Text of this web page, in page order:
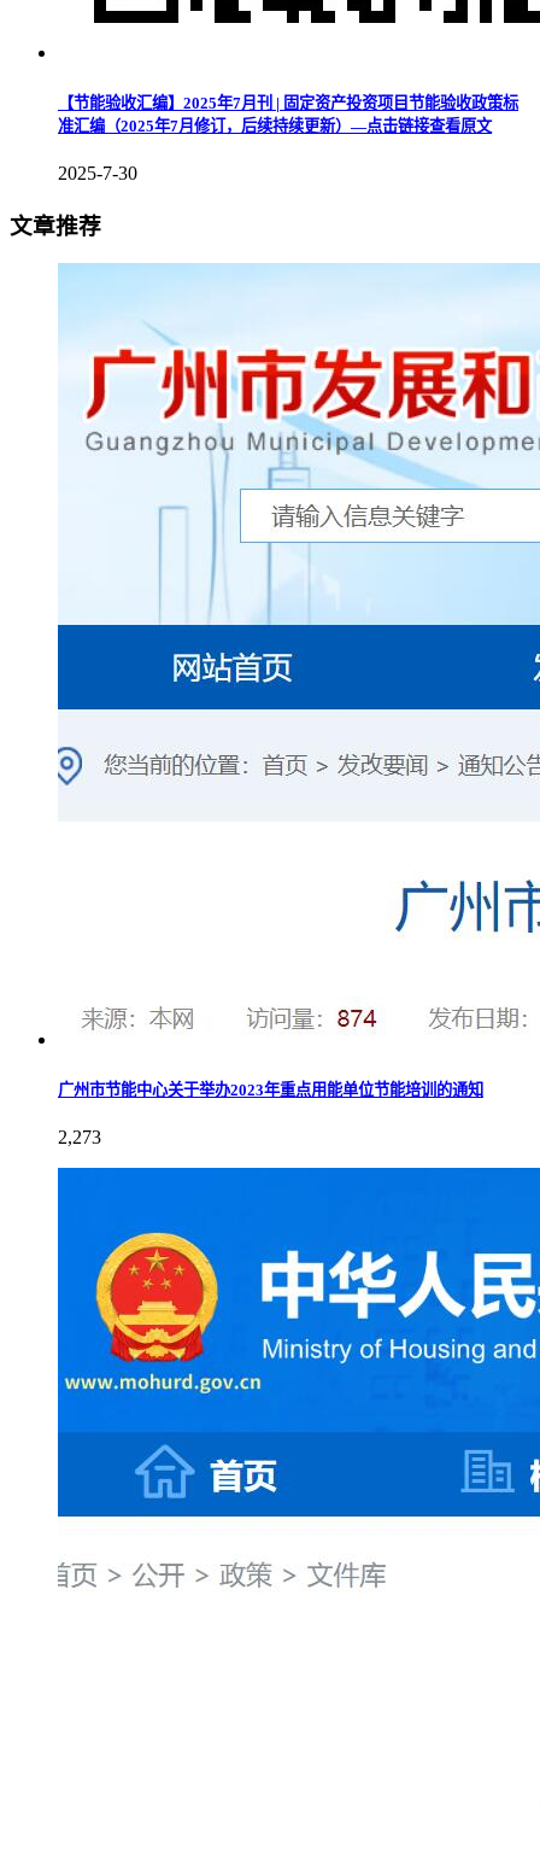
【节能验收汇编】2025年7月刊 | 固定资产投资项目节能验收政策标
准汇编（2025年7月修订，后续持续更新）—点击链接查看原文
2025-7-30
文章推荐
广州市节能中心关于举办2023年重点用能单位节能培训的通知
2,273